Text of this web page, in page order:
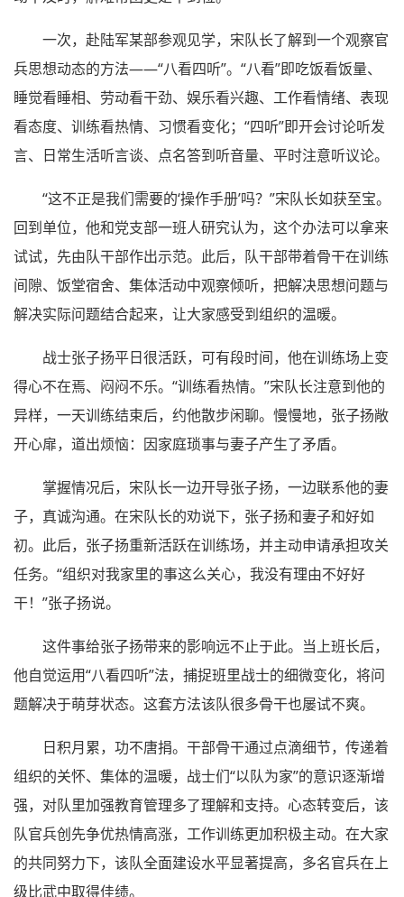
一次，赴陆军某部参观见学，宋队长了解到一个观察官
兵思想动态的方法——“八看四听”。“八看”即吃饭看饭量、
睡觉看睡相、劳动看干劲、娱乐看兴趣、工作看情绪、表现
看态度、训练看热情、习惯看变化；“四听”即开会讨论听发
言、日常生活听言谈、点名答到听音量、平时注意听议论。
“这不正是我们需要的‘操作手册’吗？”宋队长如获至宝。
回到单位，他和党支部一班人研究认为，这个办法可以拿来
试试，先由队干部作出示范。此后，队干部带着骨干在训练
间隙、饭堂宿舍、集体活动中观察倾听，把解决思想问题与
解决实际问题结合起来，让大家感受到组织的温暖。
战士张子扬平日很活跃，可有段时间，他在训练场上变
得心不在焉、闷闷不乐。“训练看热情。”宋队长注意到他的
异样，一天训练结束后，约他散步闲聊。慢慢地，张子扬敞
开心扉，道出烦恼：因家庭琐事与妻子产生了矛盾。
掌握情况后，宋队长一边开导张子扬，一边联系他的妻
子，真诚沟通。在宋队长的劝说下，张子扬和妻子和好如
初。此后，张子扬重新活跃在训练场，并主动申请承担攻关
任务。“组织对我家里的事这么关心，我没有理由不好好
干！”张子扬说。
这件事给张子扬带来的影响远不止于此。当上班长后，
他自觉运用“八看四听”法，捕捉班里战士的细微变化，将问
题解决于萌芽状态。这套方法该队很多骨干也屡试不爽。
日积月累，功不唐捐。干部骨干通过点滴细节，传递着
组织的关怀、集体的温暖，战士们“以队为家”的意识逐渐增
强，对队里加强教育管理多了理解和支持。心态转变后，该
队官兵创先争优热情高涨，工作训练更加积极主动。在大家
的共同努力下，该队全面建设水平显著提高，多名官兵在上
级比武中取得佳绩。